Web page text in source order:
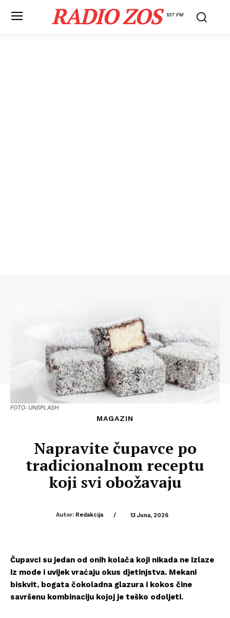
RADIO ZOS 107 FM
FOTO: UNSPLASH
MAGAZIN
Napravite čupavce po
tradicionalnom receptu
koji svi obožavaju
Autor: Redakcija / 13 Juna, 2026
Čupavci su jedan od onih kolača koji nikada ne izlaze
iz mode i uvijek vraćaju okus djetinjstva. Mekani
biskvit, bogata čokoladna glazura i kokos čine
savršenu kombinaciju kojoj je teško odoljeti.